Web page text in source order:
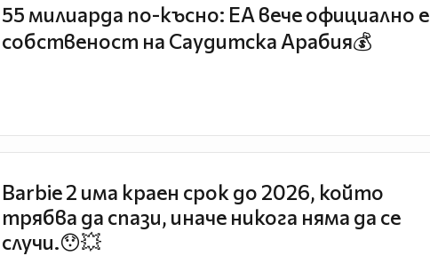
55 милиарда по-късно: EA вече официално е
собственост на Саудитска Арабия💰
Barbie 2 има краен срок до 2026, който
трябва да спази, иначе никога няма да се
случи.😯💥